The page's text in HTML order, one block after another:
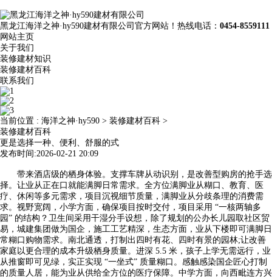
黑龙江海洋之神·hy590建材有限公司官方网站！热线电话： 0454-8559111
网站主页
关于我们
装修建材知识
装修建材百科
联系我们
当前位置 : 海洋之神·hy590 > 装修建材百科 >
装修建材百科
更是选择一种、便利、舒服的式
发布时间:2026-02-21 20:09
带来酒店级的栖身体验。支撑车牌从动识别，是改善型购房的抢手选
择。让业从正在口就能满脚日常需求。全方位满脚业从糊口、教育、医
疗、休闲等多元需求，项目沉视细节质量，满脚业从分歧条理的消费需
求。视野宽阔，小学方面，确保项目按时交付，项目采用 “一核两轴多
园” 的结构？卫生间采用干湿分手设想，除了规划的公办长儿园取社区贸
易，城建集团做为国企，施工工艺精深，生态方面，业从下楼即可满脚日
常糊口购物需求。南北通透，打制出四时有花、四时有景的园林;让改善
家庭以更合理的成本升级栖身质量。进深 5.5 米，孩子上学无需远行，业
从推窗即可见绿，实正实现 “一坐式” 质量糊口。感触感染国企匠心打制
的质量人居，能为业从供给全方位的医疗保障。中学方面，向西毗连方兴